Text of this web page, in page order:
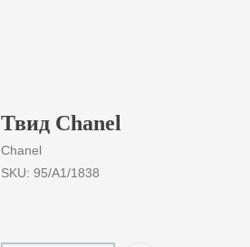
Твид Chanel
Chanel
SKU: 95/A1/1838